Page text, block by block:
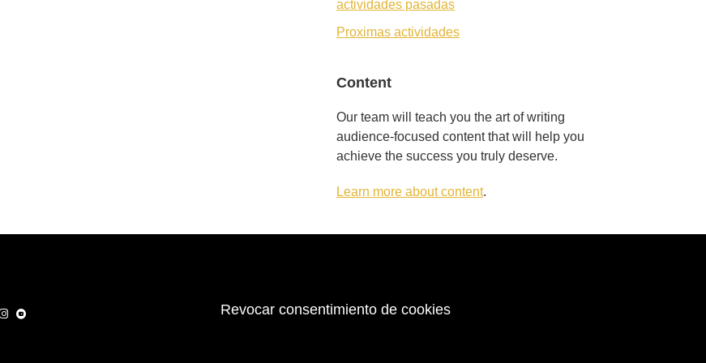
actividades pasadas
Proximas actividades
Content
Our team will teach you the art of writing
audience-focused content that will help you
achieve the success you truly deserve.
Learn more about content.
Revocar consentimiento de cookies